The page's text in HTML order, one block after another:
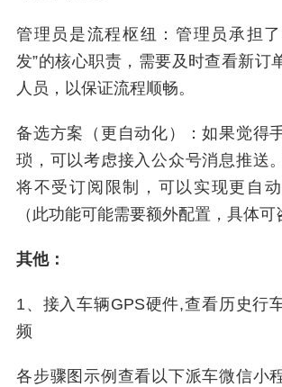
管理员是流程枢纽：管理员承担
发”的核心职责，需要及时查看新订
人员，以保证流程顺畅。
备选方案（更自动化）：如果觉得
琐，可以考虑接入公众号消息推送
将不受订阅限制，可以实现更自
（此功能可能需要额外配置，具体可
其他：
1、接入车辆GPS硬件,查看历史行
频
各步骤图示例查看以下派车微信小